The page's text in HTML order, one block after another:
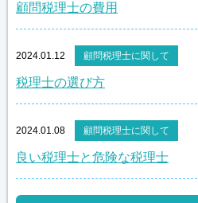
顧問税理士の費用
2024.01.12 顧問税理士に関して
税理士の選び方
2024.01.08 顧問税理士に関して
良い税理士と危険な税理士